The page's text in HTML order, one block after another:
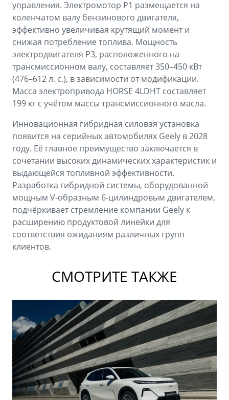
управления. Электромотор P1 размещается на
коленчатом валу бензинового двигателя,
эффективно увеличивая крутящий момент и
снижая потребление топлива. Мощность
электродвигателя P3, расположенного на
трансмиссионном валу, составляет 350–450 кВт
(476–612 л. с.), в зависимости от модификации.
Масса электропривода HORSE 4LDHT составляет
199 кг с учётом массы трансмиссионного масла.
Инновационная гибридная силовая установка
появится на серийных автомобилях Geely в 2028
году. Её главное преимущество заключается в
сочетании высоких динамических характеристик и
выдающейся топливной эффективности.
Разработка гибридной системы, оборудованной
мощным V-образным 6-цилиндровым двигателем,
подчёркивает стремление компании Geely к
расширению продуктовой линейки для
соответствия ожиданиям различных групп
клиентов.
СМОТРИТЕ ТАКЖЕ